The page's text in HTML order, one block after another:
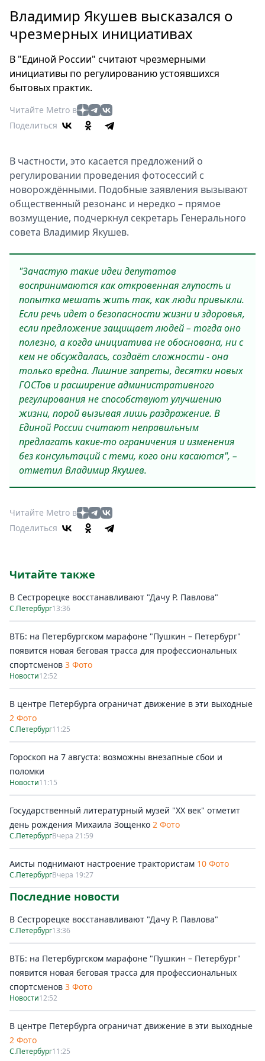
Россия
Мир
Еда
Туризм
Театр
Кино
Книги
Выставки
Пресс-
релизы
О
Спецпроекты
Звезды
Выборы
2026
Скачай
Metro
Владимир Якушев высказался о
чрезмерных инициативах
В "Единой России" считают чрезмерными
инициативы по регулированию устоявшихся
бытовых практик.
Читайте Metro в
Поделиться
В частности, это касается предложений о
регулировании проведения фотосессий с
новорождёнными. Подобные заявления вызывают
общественный резонанс и нередко – прямое
возмущение, подчеркнул секретарь Генерального
совета Владимир Якушев.
"Зачастую такие идеи депутатов
воспринимаются как откровенная глупость и
попытка мешать жить так, как люди привыкли.
Если речь идет о безопасности жизни и здоровья,
если предложение защищает людей – тогда оно
полезно, а когда инициатива не обоснована, ни с
кем не обсуждалась, создаёт сложности - она
только вредна. Лишние запреты, десятки новых
ГОСТов и расширение административного
регулирования не способствуют улучшению
жизни, порой вызывая лишь раздражение. В
Единой России считают неправильным
предлагать какие-то ограничения и изменения
без консультаций с теми, кого они касаются", –
отметил Владимир Якушев.
Читайте Metro в
Поделиться
Читайте также
В Сестрорецке восстанавливают "Дачу Р. Павлова"
С.Петербург13:36
ВТБ: на Петербургском марафоне "Пушкин – Петербург"
появится новая беговая трасса для профессиональных
спортсменов 3 Фото
Новости12:52
В центре Петербурга ограничат движение в эти выходные
2 Фото
С.Петербург11:25
Гороскоп на 7 августа: возможны внезапные сбои и
поломки
Новости11:15
Государственный литературный музей "ХХ век" отметит
день рождения Михаила Зощенко 2 Фото
С.ПетербургВчера 21:59
Аисты поднимают настроение трактористам 10 Фото
С.ПетербургВчера 19:27
Последние новости
В Сестрорецке восстанавливают "Дачу Р. Павлова"
С.Петербург13:36
ВТБ: на Петербургском марафоне "Пушкин – Петербург"
появится новая беговая трасса для профессиональных
спортсменов 3 Фото
Новости12:52
В центре Петербурга ограничат движение в эти выходные
2 Фото
С.Петербург11:25